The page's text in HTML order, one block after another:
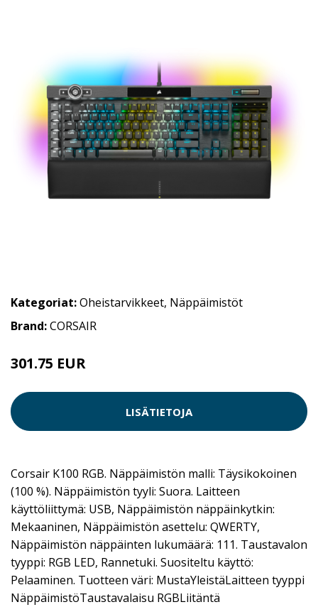
Kategoriat:Oheistarvikkeet, Näppäimistöt
Brand:CORSAIR
301.75 EUR
LISÄTIETOJA
Corsair K100 RGB. Näppäimistön malli: Täysikokoinen
(100 %). Näppäimistön tyyli: Suora. Laitteen
käyttöliittymä: USB, Näppäimistön näppäinkytkin:
Mekaaninen, Näppäimistön asettelu: QWERTY,
Näppäimistön näppäinten lukumäärä: 111. Taustavalon
tyyppi: RGB LED, Rannetuki. Suositeltu käyttö:
Pelaaminen. Tuotteen väri: MustaYleistäLaitteen tyyppi
NäppäimistöTaustavalaisu RGBLiitäntä